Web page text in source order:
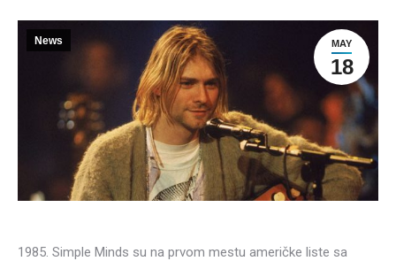
MAY
18
News
1985. Simple Minds su na prvom mestu američke liste sa